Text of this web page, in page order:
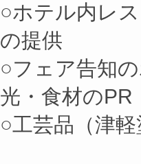
○ホテル内レ
の提供
○フェア告知
光・食材のPR
○工芸品（津